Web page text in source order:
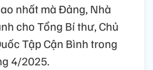
nhất mà Đảng, Nhà
cho Tổng Bí thư, Chủ
Tập Cận Bình trong
4/2025.